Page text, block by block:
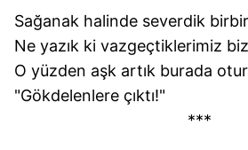
Sağanak halinde severdik
Ne yazık ki vazgeçtiklerimiz
O yüzden aşk artık burada
"Gökdelenlere çıktı!"
***